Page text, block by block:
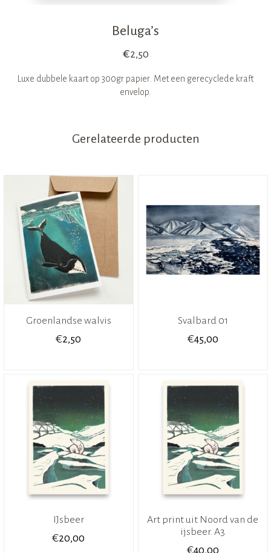
Beluga’s
€2,50
Luxe dubbele kaart op 300gr papier. Met een gerecyclede kraft
envelop.
Gerelateerde producten
Groenlandse walvis
€2,50
Svalbard 01
€45,00
IJsbeer
€20,00
Art print uit Noord van de
ijsbeer. A3
€40,00